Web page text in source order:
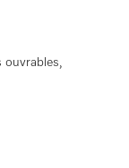
ouvrables,